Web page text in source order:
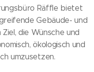
Räffle bietet
Gebäude- und
die Wünsche und
ökologisch und
umzusetzen.